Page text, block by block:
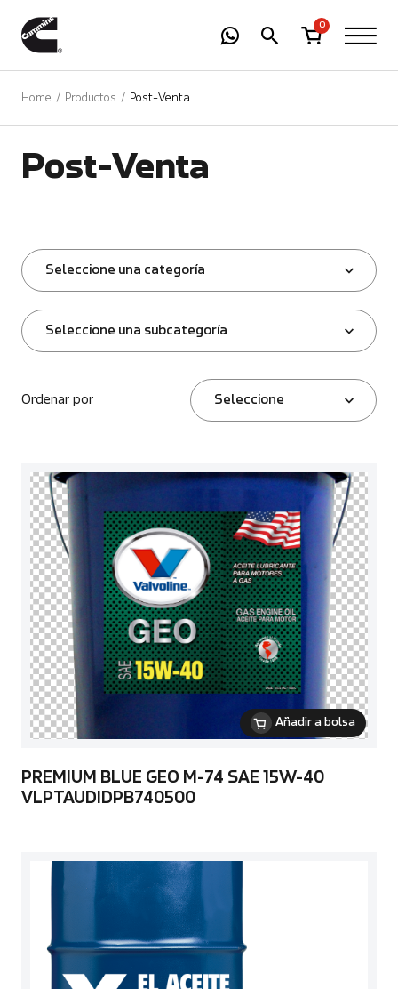
0
Home Productos Post-Venta
Post-Venta
Seleccione una categoría
Seleccione una subcategoría
Ordenar por Seleccione
Añadir a bolsa
PREMIUM BLUE GEO M-74 SAE 15W-40
VLPTAUDIDPB740500